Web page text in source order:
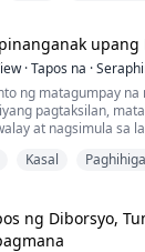
upang
·Tapos na ·
ng matagumpay na
pagtaksilan,
at nagsimula sa
Ang kanyang
kanyang
Kasal
ng Diborsyo,